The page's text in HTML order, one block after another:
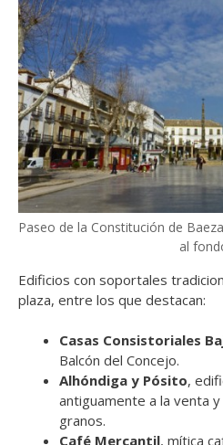
Paseo de la Constitución de
al
Edificios con soportales
plaza, entre los que destacan:
Casas Consistoriales
Balcón del Concejo.
Alhóndiga y Pósito,
antiguamente a la venta
granos.
Café Mercantil, mítica